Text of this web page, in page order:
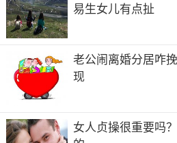
易生女儿有点扯
老公闹离婚分居咋
现
女人贞操很重要吗